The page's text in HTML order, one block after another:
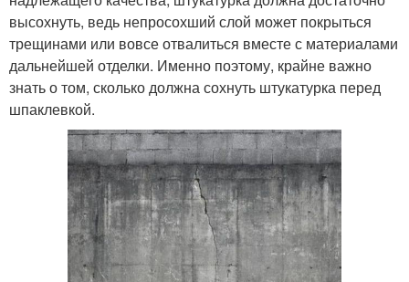
высохнуть, ведь непросохший слой может покрыться
трещинами или вовсе отвалиться вместе с материалами
дальнейшей отделки. Именно поэтому, крайне важно
знать о том, сколько должна сохнуть штукатурка перед
шпаклевкой.